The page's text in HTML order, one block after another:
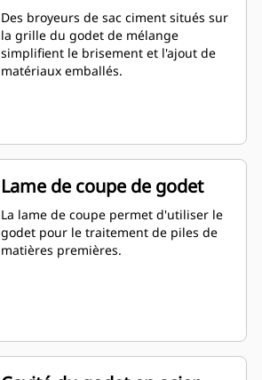
Des broyeurs de sac ciment situés sur
la grille du godet de mélange
simplifient le brisement et l'ajout de
matériaux emballés.
Lame de coupe de godet
La lame de coupe permet d'utiliser le
godet pour le traitement de piles de
matières premières.